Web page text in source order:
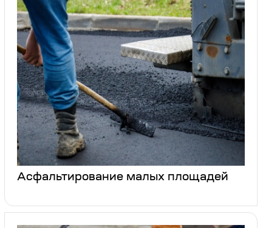
Асфальтирование малых площадей